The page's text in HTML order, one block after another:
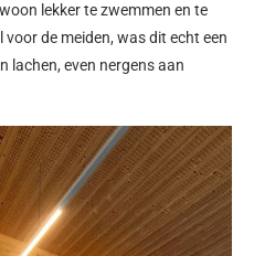
lekker te zwemmen en te
de meiden, was dit echt een
lachen, even nergens aan